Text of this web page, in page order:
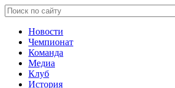
Новости
Чемпионат
Команда
Медиа
Клуб
История